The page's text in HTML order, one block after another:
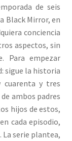
de seis
Black Mirror, en
conciencia
aspectos, sin
Para empezar
sigue la historia
y tres
ambos padres
hijos de estos,
cada episodio,
La serie plantea,